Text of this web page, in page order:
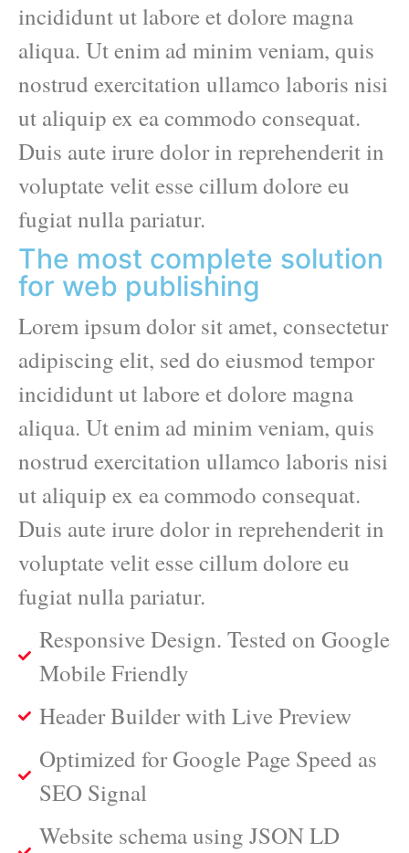
incididunt ut labore et dolore magna
aliqua. Ut enim ad minim veniam, quis
nostrud exercitation ullamco laboris nisi
ut aliquip ex ea commodo consequat.
Duis aute irure dolor in reprehenderit in
voluptate velit esse cillum dolore eu
fugiat nulla pariatur.
The most complete solution
for web publishing
Lorem ipsum dolor sit amet, consectetur
adipiscing elit, sed do eiusmod tempor
incididunt ut labore et dolore magna
aliqua. Ut enim ad minim veniam, quis
nostrud exercitation ullamco laboris nisi
ut aliquip ex ea commodo consequat.
Duis aute irure dolor in reprehenderit in
voluptate velit esse cillum dolore eu
fugiat nulla pariatur.
Responsive Design. Tested on Google
Mobile Friendly
Header Builder with Live Preview
Optimized for Google Page Speed as
SEO Signal
Website schema using JSON LD